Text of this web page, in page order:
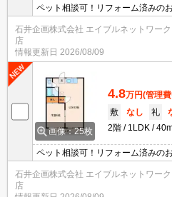
ペット相談可！リフォーム済みの
石井企画株式会社 エイブルネットワーク
店
情報更新日 2026/08/09
画像：25枚
4.8万円(管理
敷
なし 礼
2階
1LDK
ペット相談可！リフォーム済みの
石井企画株式会社 エイブルネットワーク
店